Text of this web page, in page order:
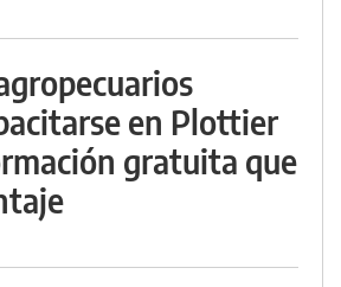
en Plottier
gratuita que